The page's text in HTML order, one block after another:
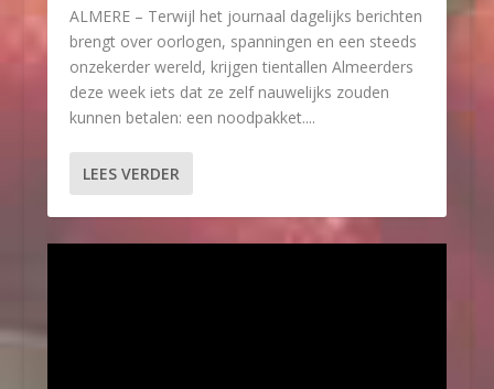
ALMERE – Terwijl het journaal dagelijks berichten
brengt over oorlogen, spanningen en een steeds
onzekerder wereld, krijgen tientallen Almeerders
deze week iets dat ze zelf nauwelijks zouden
kunnen betalen: een noodpakket....
LEES VERDER